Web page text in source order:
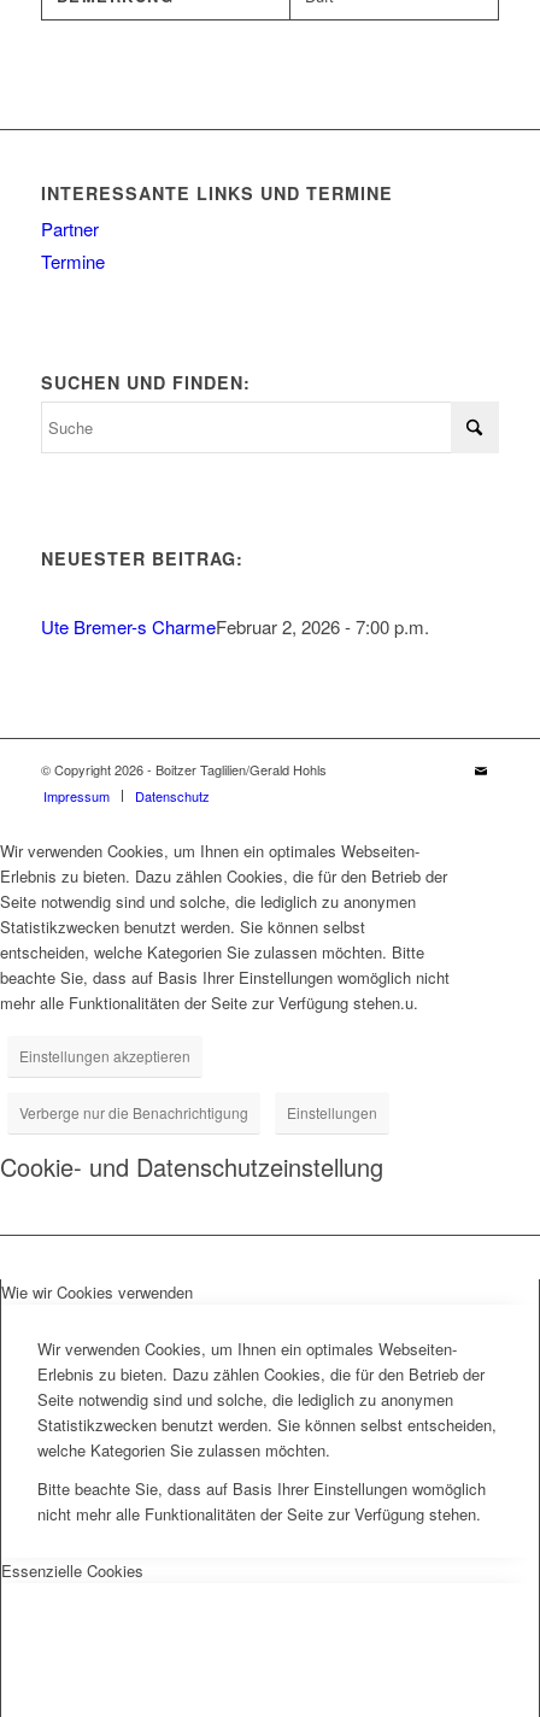
INTERESSANTE LINKS UND TERMINE
Partner
Termine
SUCHEN UND FINDEN:
NEUESTER BEITRAG:
Ute Bremer-s CharmeFebruar 2, 2026 - 7:00 p.m.
© Copyright 2026 - Boitzer Taglilien/Gerald Hohls
Impressum
Datenschutz
Wir verwenden Cookies, um Ihnen ein optimales Webseiten-
Erlebnis zu bieten. Dazu zählen Cookies, die für den Betrieb der
Seite notwendig sind und solche, die lediglich zu anonymen
Statistikzwecken benutzt werden. Sie können selbst
entscheiden, welche Kategorien Sie zulassen möchten. Bitte
beachte Sie, dass auf Basis Ihrer Einstellungen womöglich nicht
mehr alle Funktionalitäten der Seite zur Verfügung stehen.u.
Einstellungen akzeptieren
Verberge nur die Benachrichtigung Einstellungen
Cookie- und Datenschutzeinstellung
Wie wir Cookies verwenden
Wir verwenden Cookies, um Ihnen ein optimales Webseiten-
Erlebnis zu bieten. Dazu zählen Cookies, die für den Betrieb der
Seite notwendig sind und solche, die lediglich zu anonymen
Statistikzwecken benutzt werden. Sie können selbst entscheiden,
welche Kategorien Sie zulassen möchten.
Bitte beachte Sie, dass auf Basis Ihrer Einstellungen womöglich
nicht mehr alle Funktionalitäten der Seite zur Verfügung stehen.
Essenzielle Cookies